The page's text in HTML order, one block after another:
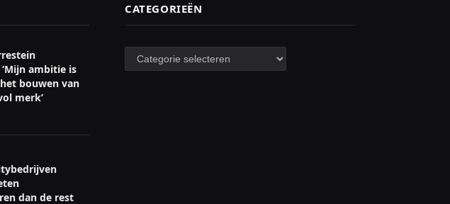
ambitie is
bouwen van
merk’
dan de rest
CATEGORIEËN
Categorieën